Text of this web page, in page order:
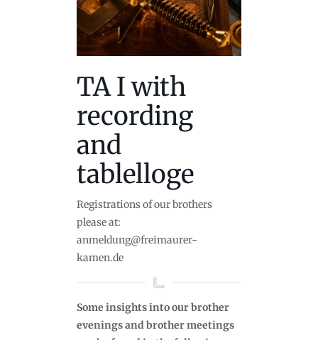
TA I with
recording
and
tablelloge
Registrations of our brothers
please at:
anmeldung@freimaurer-
kamen.de
Some insights into our brother
evenings and brother meetings